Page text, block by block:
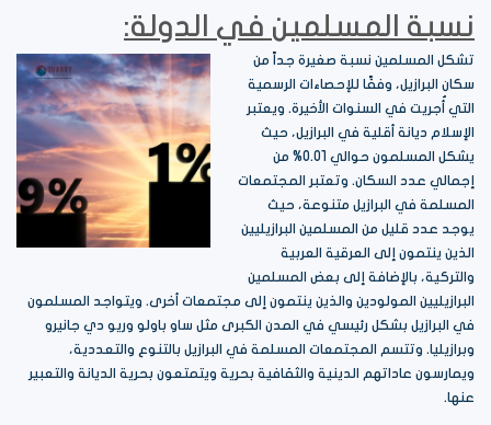
نسبة المسلمين في الدولة:
تشكل المسلمين نسبة صغيرة جداً من
سكان البرازيل، وفقًا للإحصاءات الرسمية
التي أُجريت في السنوات الأخيرة. ويعتبر
الإسلام ديانة أقلية في البرازيل، حيث
يشكل المسلمون حوالي 0.01% من
إجمالي عدد السكان. وتعتبر المجتمعات
المسلمة في البرازيل متنوعة، حيث
يوجد عدد قليل من المسلمين البرازيليين
الذين ينتمون إلى العرقية العربية
والتركية، بالإضافة إلى بعض المسلمين
البرازيليين المولودين والذين ينتمون إلى مجتمعات أخرى. ويتواجد المسلمون
في البرازيل بشكل رئيسي في المدن الكبرى مثل ساو باولو وريو دي جانيرو
وبرازيليا. وتتسم المجتمعات المسلمة في البرازيل بالتنوع والتعددية،
ويمارسون عاداتهم الدينية والثقافية بحرية ويتمتعون بحرية الديانة والتعبير
عنها.